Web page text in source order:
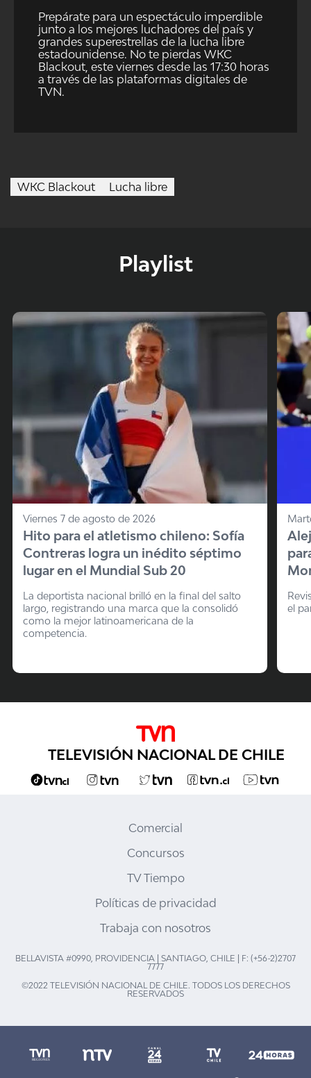
Prepárate para un espectáculo imperdible
junto a los mejores luchadores del país y
grandes superestrellas de la lucha libre
estadounidense. No te pierdas WKC
Blackout, este viernes desde las 17:30 horas
a través de las plataformas digitales de
TVN.
WKC Blackout Lucha libre
Playlist
Viernes 7 de agosto de 2026
Hito para el atletismo chileno: Sofía
Contreras logra un inédito séptimo
lugar en el Mundial Sub 20
La deportista nacional brilló en la final del salto
largo, registrando una marca que la consolidó
como la mejor latinoamericana de la
competencia.
el
TELEVISIÓN NACIONAL DE CHILE
Comercial
Concursos
TV Tiempo
Políticas de privacidad
Trabaja con nosotros
BELLAVISTA #0990, PROVIDENCIA | SANTIAGO, CHILE | F: (+56-2)2707
7777
©2022 TELEVISIÓN NACIONAL DE CHILE. TODOS LOS DERECHOS
RESERVADOS